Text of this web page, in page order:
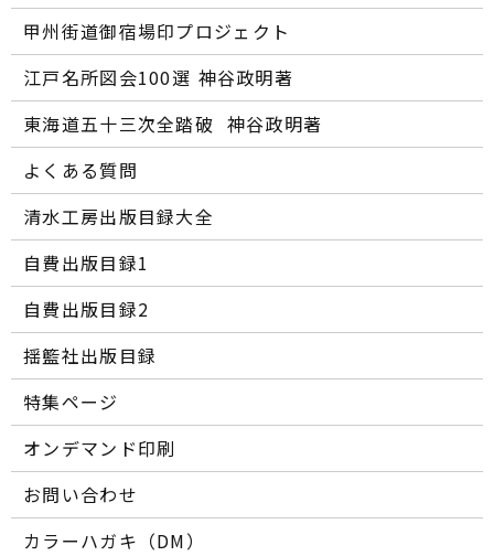
甲州街道御宿場印プロジェクト
江戸名所図会100選―― 神谷政明著
東海道五十三次全踏破 ―― 神谷政明著
よくある質問
清水工房出版目録大全
自費出版目録1
自費出版目録2
揺籃社出版目録
特集ページ
オンデマンド印刷
お問い合わせ
カラーハガキ（DM）